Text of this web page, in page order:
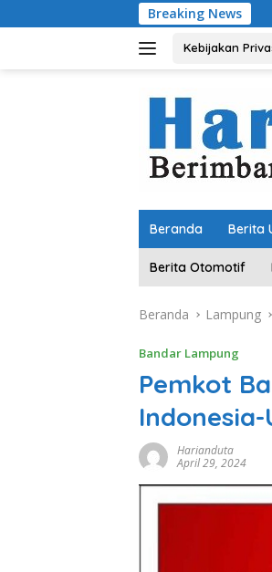
ke
Breaking News
Ketua Kwarda
Kebijakan
Beranda Berita
Berita Otomotif
Beranda Lampung
Bandar Lampung
Pemkot
Harianduta
April 29, 2024